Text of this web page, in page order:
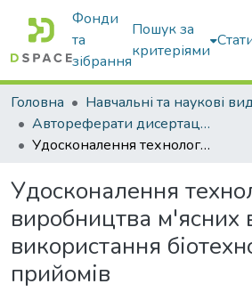
Фонди
та
зібрання
Пошук за
критеріями
Головна
Автореферати дисертацій та дисертації
Удосконалення технології виробництва м'ясних виробів з використання біотехнологічних прийомів
Удосконалення
виробництва м'ясних
використання
прийомів